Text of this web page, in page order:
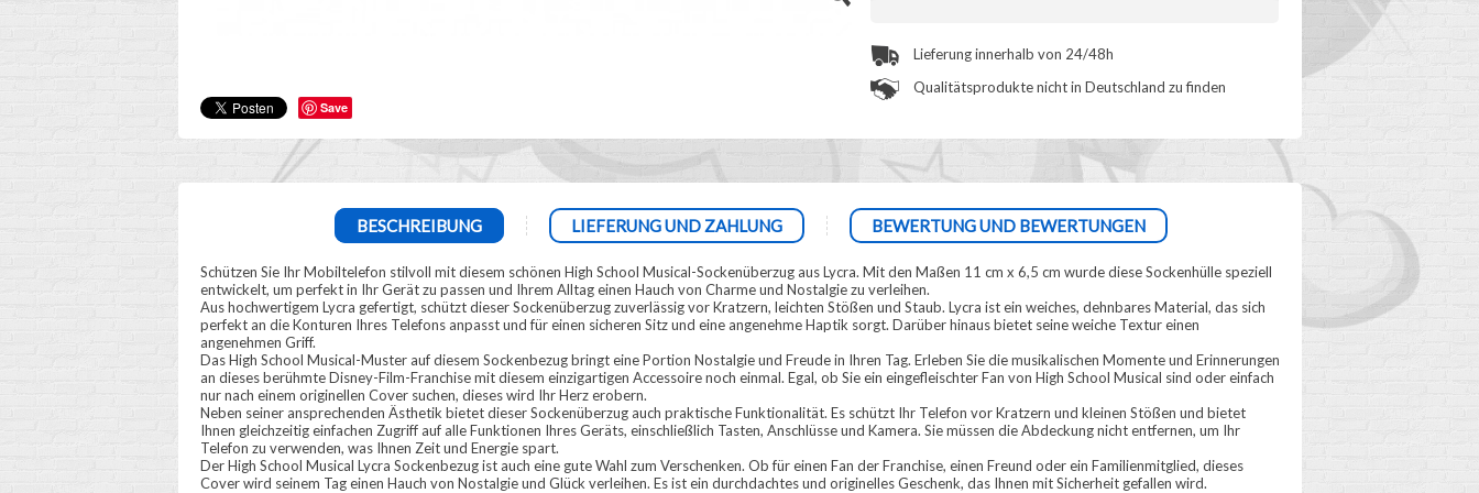
Save
Lieferung innerhalb von 24/48h
Qualitätsprodukte nicht in Deutschland zu finden
BESCHREIBUNG LIEFERUNG UND ZAHLUNG BEWERTUNG UND BEWERTUNGEN
Schützen Sie Ihr Mobiltelefon stilvoll mit diesem schönen High School Musical-Sockenüberzug aus Lycra. Mit den Maßen 11 cm x 6,5 cm wurde diese Sockenhülle speziell
entwickelt, um perfekt in Ihr Gerät zu passen und Ihrem Alltag einen Hauch von Charme und Nostalgie zu verleihen.
Aus hochwertigem Lycra gefertigt, schützt dieser Sockenüberzug zuverlässig vor Kratzern, leichten Stößen und Staub. Lycra ist ein weiches, dehnbares Material, das sich
perfekt an die Konturen Ihres Telefons anpasst und für einen sicheren Sitz und eine angenehme Haptik sorgt. Darüber hinaus bietet seine weiche Textur einen
angenehmen Griff.
Das High School Musical-Muster auf diesem Sockenbezug bringt eine Portion Nostalgie und Freude in Ihren Tag. Erleben Sie die musikalischen Momente und Erinnerungen
an dieses berühmte Disney-Film-Franchise mit diesem einzigartigen Accessoire noch einmal. Egal, ob Sie ein eingefleischter Fan von High School Musical sind oder einfach
nur nach einem originellen Cover suchen, dieses wird Ihr Herz erobern.
Neben seiner ansprechenden Ästhetik bietet dieser Sockenüberzug auch praktische Funktionalität. Es schützt Ihr Telefon vor Kratzern und kleinen Stößen und bietet
Ihnen gleichzeitig einfachen Zugriff auf alle Funktionen Ihres Geräts, einschließlich Tasten, Anschlüsse und Kamera. Sie müssen die Abdeckung nicht entfernen, um Ihr
Telefon zu verwenden, was Ihnen Zeit und Energie spart.
Der High School Musical Lycra Sockenbezug ist auch eine gute Wahl zum Verschenken. Ob für einen Fan der Franchise, einen Freund oder ein Familienmitglied, dieses
Cover wird seinem Tag einen Hauch von Nostalgie und Glück verleihen. Es ist ein durchdachtes und originelles Geschenk, das Ihnen mit Sicherheit gefallen wird.